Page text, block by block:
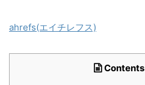
ahrefs(エイチレフス)
Contents